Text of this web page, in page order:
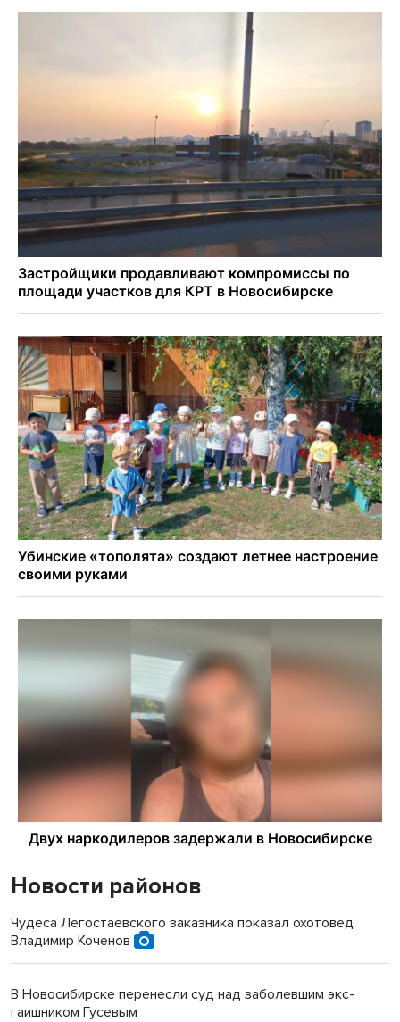
Новости районов
Чудеса Легостаевского заказника показал охотовед
Владимир Коченов
В Новосибирске перенесли суд над заболевшим экс-
гаишником Гусевым